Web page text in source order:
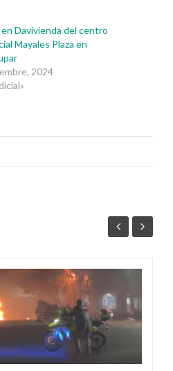
Davivienda del centro
Mayales Plaza en
2024